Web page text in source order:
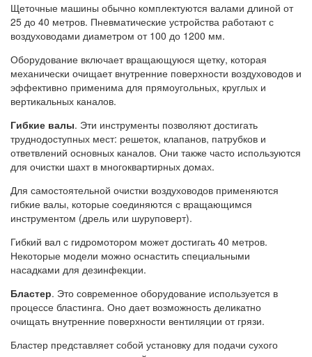
Щеточные машины обычно комплектуются валами длиной от
25 до 40 метров. Пневматические устройства работают с
воздуховодами диаметром от 100 до 1200 мм.
Оборудование включает вращающуюся щетку, которая
механически очищает внутренние поверхности воздуховодов и
эффективно применима для прямоугольных, круглых и
вертикальных каналов.
Гибкие валы. Эти инструменты позволяют достигать
труднодоступных мест: решеток, клапанов, патрубков и
ответвлений основных каналов. Они также часто используются
для очистки шахт в многоквартирных домах.
Для самостоятельной очистки воздуховодов применяются
гибкие валы, которые соединяются с вращающимся
инструментом (дрель или шуруповерт).
Гибкий вал с гидромотором может достигать 40 метров.
Некоторые модели можно оснастить специальными
насадками для дезинфекции.
Бластер. Это современное оборудование используется в
процессе бластинга. Оно дает возможность деликатно
очищать внутренние поверхности вентиляции от грязи.
Бластер представляет собой установку для подачи сухого